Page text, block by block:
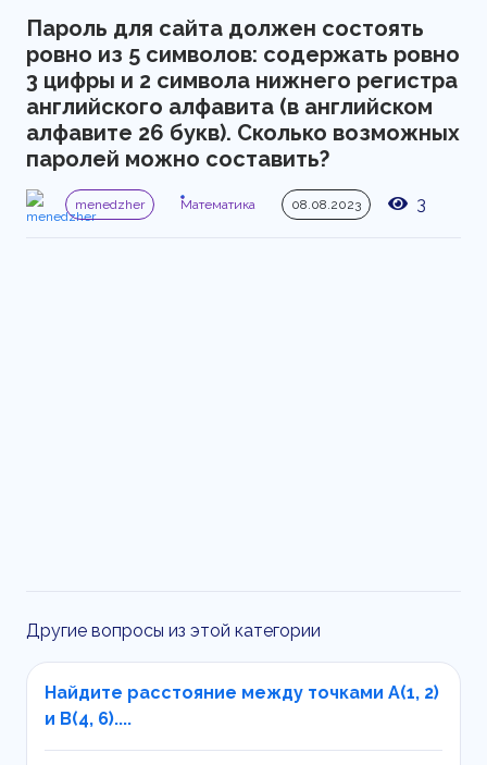
Пароль для сайта должен состоять
ровно из 5 символов: содержать ровно
3 цифры и 2 символа нижнего регистра
английского алфавита (в английском
алфавите 26 букв). Сколько возможных
паролей можно составить?
menedzher Математика 08.08.2023 3
Другие вопросы из этой категории
Найдите расстояние между точками A(1, 2)
и B(4, 6)....